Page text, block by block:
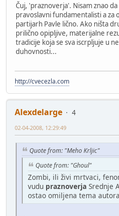
Čuj, 'praznoverja'. Nisam znao
pravoslavni fundamentalisti a za
partijarh Pavle lično. Ako ništa
prilično opipljive, materijalne
tradicije koja se sva iscrpljuje u
duhovnosti...
http://cvecezla.com
Alexdelarge
4
02-04-2008, 12:29:49
Quote from: "Meho Krljic"
Quote from: "Ghoul"
Zombi, ili živi mrtvaci,
vudu praznoverja Srednje
ostao omiljena tema